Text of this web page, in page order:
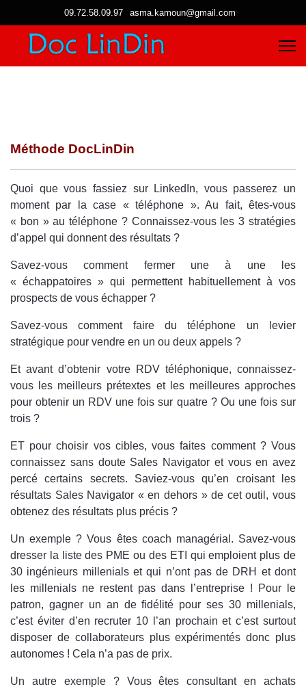
09.72.58.09.97 asma.kamoun@gmail.com
Méthode DocLinDin
Quoi que vous fassiez sur LinkedIn, vous passerez un
moment par la case « téléphone ». Au fait, êtes-vous
« bon » au téléphone ? Connaissez-vous les 3 stratégies
d’appel qui donnent des résultats ?
Savez-vous comment fermer une à une les
« échappatoires » qui permettent habituellement à vos
prospects de vous échapper ?
Savez-vous comment faire du téléphone un levier
stratégique pour vendre en un ou deux appels ?
Et avant d’obtenir votre RDV téléphonique, connaissez-
vous les meilleurs prétextes et les meilleures approches
pour obtenir un RDV une fois sur quatre ? Ou une fois sur
trois ?
ET pour choisir vos cibles, vous faites comment ? Vous
connaissez sans doute Sales Navigator et vous en avez
percé certains secrets. Saviez-vous qu’en croisant les
résultats Sales Navigator « en dehors » de cet outil, vous
obtenez des résultats plus précis ?
Un exemple ? Vous êtes coach managérial. Savez-vous
dresser la liste des PME ou des ETI qui emploient plus de
30 ingénieurs millenials et qui n’ont pas de DRH et dont
les millenials ne restent pas dans l’entreprise ! Pour le
patron, gagner un an de fidélité pour ses 30 millenials,
c’est éviter d’en recruter 10 l’an prochain et c’est surtout
disposer de collaborateurs plus expérimentés donc plus
autonomes ! Cela n’a pas de prix.
Un autre exemple ? Vous êtes consultant en achats